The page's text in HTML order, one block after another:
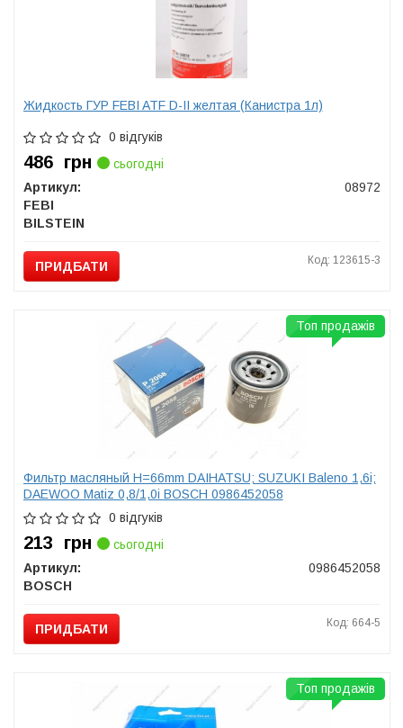
Жидкость ГУР FEBI ATF D-II желтая (Канистра 1л)
0 відгуків
486 грн
сьогодні
Артикул:
08972
FEBI
BILSTEIN
ПРИДБАТИ Код: 123615-3
Фильтр масляный H=66mm DAIHATSU; SUZUKI Baleno 1,6i;
DAEWOO Matiz 0,8/1,0i BOSCH 0986452058
0 відгуків
213 грн
сьогодні
Артикул:
0986452058
BOSCH
ПРИДБАТИ Код: 664-5
Топ продажів
Топ продажів